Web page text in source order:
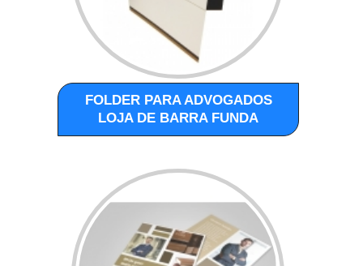
FOLDER PARA ADVOGADOS
LOJA DE BARRA FUNDA